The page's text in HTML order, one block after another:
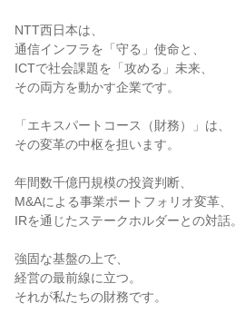
NTT西日本は、
通信インフラを「守る」使命と、
ICTで社会課題を「攻める」未来、
その両方を動かす企業です。
「エキスパートコース（財務）」は、
その変革の中枢を担います。
年間数千億円規模の投資判断、
M&Aによる事業ポートフォリオ変革、
IRを通じたステークホルダーとの対話。
強固な基盤の上で、
経営の最前線に立つ。
それが私たちの財務です。